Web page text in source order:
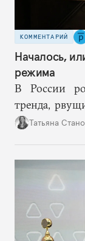
КОММЕНТАРИЙ
Началось,
режима
В России
тренда,
путинская
решений и
Татьяна